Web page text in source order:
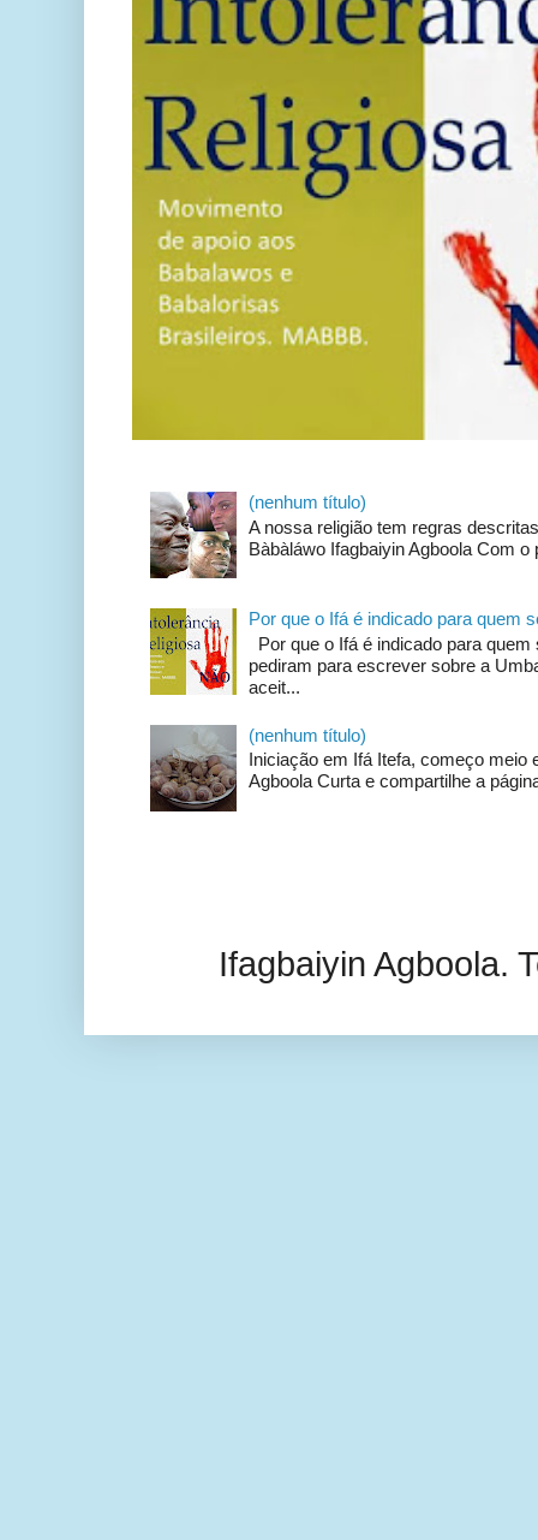
(nenhum título)
A nossa religião tem regras
Bàbàláwo Ifagbaiyin Agboola Com
Por que o Ifá é indicado para quem
Por que o Ifá é indicado para
pediram para escrever sobre a
aceit...
(nenhum título)
Iniciação em Ifá Itefa, começo meio
Agboola Curta e compartilhe a
Ifagbaiyin Agboola.